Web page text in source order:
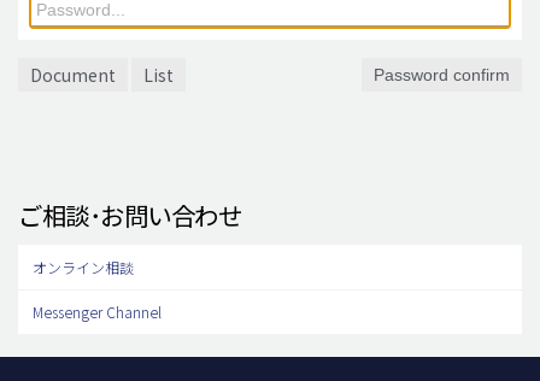
Document List Password confirm
ご相談･お問い合わせ
オンライン相談
Messenger Channel